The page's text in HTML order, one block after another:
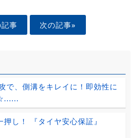
事 次の記事»
、側溝をキレイに！即効性に
押し！ 『タイヤ安心保証』